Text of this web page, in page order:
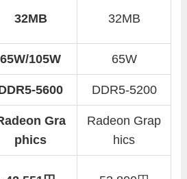
32MB 32MB
65W/105W 65W
5600 DDR5-5200
Gra
phics
Radeon Grap
hics